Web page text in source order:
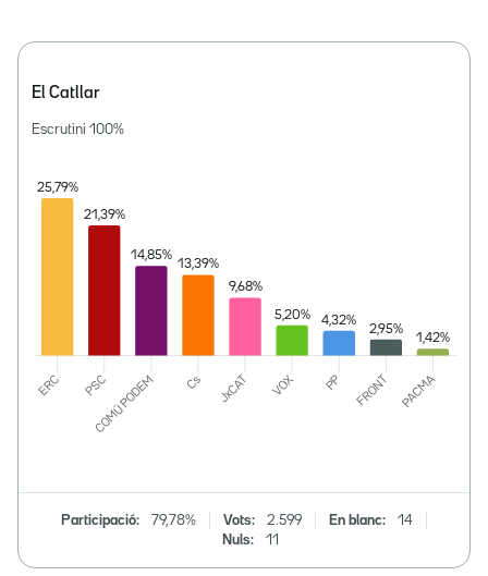
El Catllar
Escrutini 100%
Participació: 79,78% Vots: 2.599 En blanc:
14
Nuls:
11